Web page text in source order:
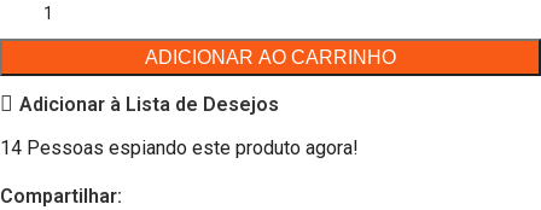
ADICIONAR AO CARRINHO
Adicionar à Lista de Desejos
14 Pessoas espiando este produto agora!
Compartilhar: